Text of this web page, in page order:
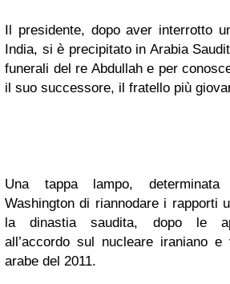
Il presidente, dopo aver interrotto
India, si è precipitato in Arabia
funerali del re Abdullah e per
il suo successore, il fratello più
Una tappa lampo,
Washington di riannodare i rapporti
la dinastia saudita, dopo le
all’accordo sul nucleare iraniano
arabe del 2011.